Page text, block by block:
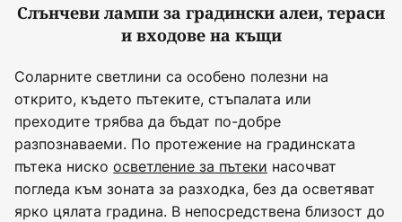
Слънчеви лампи за градински алеи, тераси
и входове на къщи
Соларните светлини са особено полезни на
открито, където пътеките, стъпалата или
преходите трябва да бъдат по-добре
разпознаваеми. По протежение на градинската
пътека ниско осветление за пътеки насочват
погледа към зоната за разходка, без да осветяват
ярко цялата градина. В непосредствена близост до